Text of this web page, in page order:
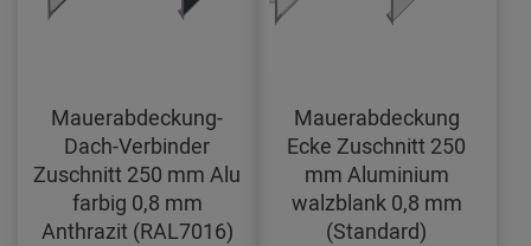
Mauerabdeckung-
Dach-Verbinder
Zuschnitt 250 mm Alu
farbig 0,8 mm
Anthrazit (RAL7016)
Mauerabdeckung
Ecke Zuschnitt 250
mm Aluminium
walzblank 0,8 mm
(Standard)